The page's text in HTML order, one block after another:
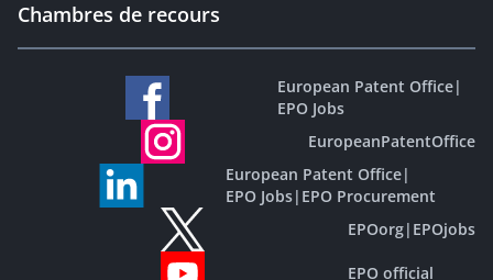
Chambres de recours
European Patent Office|
EPO Jobs
EuropeanPatentOffice
European Patent Office|
EPO Jobs| EPO Procurement
EPOorg| EPOjobs
EPO official